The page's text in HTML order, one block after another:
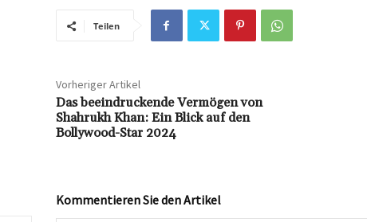
Teilen
Vorheriger Artikel
Das beeindruckende Vermögen von
Shahrukh Khan: Ein Blick auf den
Bollywood-Star 2024
Kommentieren Sie den Artikel